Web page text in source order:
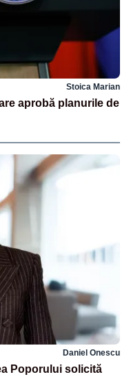
Stoica Marian
aprobă planurile de
Daniel Onescu
Poporului solicită